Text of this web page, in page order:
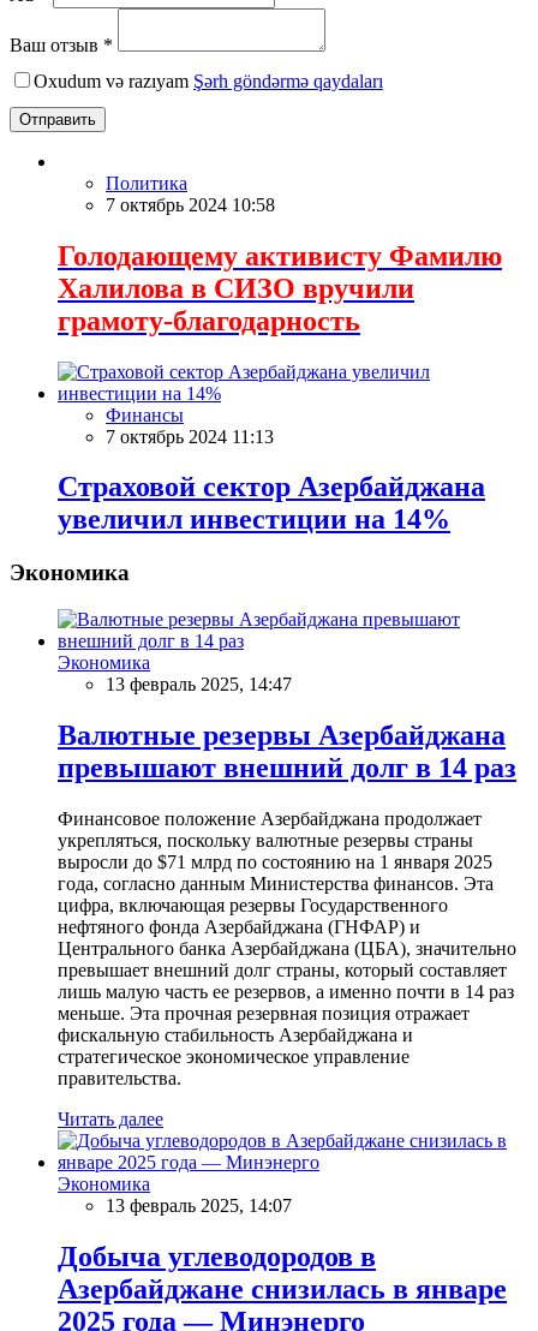
Ваш отзыв *
Oxudum və razıyam Şərh göndərmə qaydaları
Отправить
Политика
7 октябрь 2024 10:58
Голодающему активисту Фамилю
Халилова в СИЗО вручили
грамоту-благодарность
Финансы
7 октябрь 2024 11:13
Страховой сектор Азербайджана
увеличил инвестиции на 14%
Экономика
Экономика
13 февраль 2025, 14:47
Валютные резервы Азербайджана
превышают внешний долг в 14 раз
Финансовое положение Азербайджана продолжает
укрепляться, поскольку валютные резервы страны
выросли до $71 млрд по состоянию на 1 января 2025
года, согласно данным Министерства финансов. Эта
цифра, включающая резервы Государственного
нефтяного фонда Азербайджана (ГНФАР) и
Центрального банка Азербайджана (ЦБА), значительно
превышает внешний долг страны, который составляет
лишь малую часть ее резервов, а именно почти в 14 раз
меньше. Эта прочная резервная позиция отражает
фискальную стабильность Азербайджана и
стратегическое экономическое управление
правительства.
Читать далее
Экономика
13 февраль 2025, 14:07
Добыча углеводородов в
Азербайджане снизилась в январе
2025 года — Минэнерго